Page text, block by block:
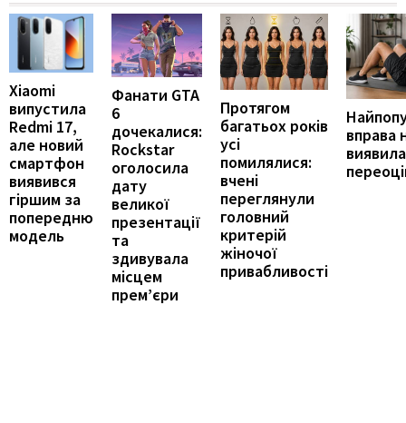
Xiaomi
випустила
Redmi 17,
але новий
смартфон
виявився
гіршим за
попередню
модель
Фанати GTA
6
дочекалися:
Rockstar
оголосила
дату
великої
презентації
та
здивувала
місцем
прем’єри
Протягом
багатьох років
усі
помилялися:
вчені
переглянули
головний
критерій
жіночої
привабливості
вправа